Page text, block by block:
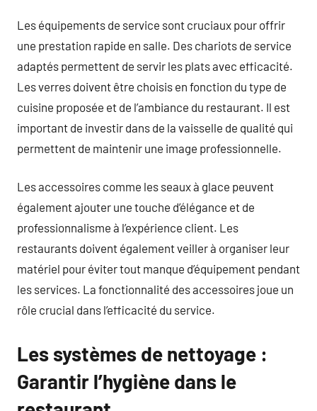
Les équipements de service sont cruciaux pour offrir
une prestation rapide en salle. Des chariots de service
adaptés permettent de servir les plats avec efficacité.
Les verres doivent être choisis en fonction du type de
cuisine proposée et de l’ambiance du restaurant. Il est
important de investir dans de la vaisselle de qualité qui
permettent de maintenir une image professionnelle.
Les accessoires comme les seaux à glace peuvent
également ajouter une touche d’élégance et de
professionnalisme à l’expérience client. Les
restaurants doivent également veiller à organiser leur
matériel pour éviter tout manque d’équipement pendant
les services. La fonctionnalité des accessoires joue un
rôle crucial dans l’efficacité du service.
Les systèmes de nettoyage :
Garantir l’hygiène dans le